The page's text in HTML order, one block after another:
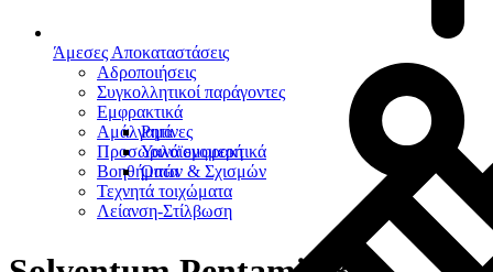
Άμεσες Αποκαταστάσεις
Αδροποιήσεις
Συγκολλητικοί παράγοντες
Εμφρακτικά
Ρητίνες
Υαλοϊονομερή
Οπών & Σχισμών
Αμάλγαμα
Προσωρινά εμφρακτικά
Βοηθήματα
Τεχνητά τοιχώματα
Λείανση-Στίλβωση